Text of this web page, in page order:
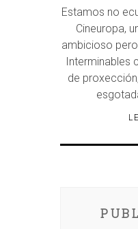
Estamos no
Cineuropa,
ambicioso
Interminables
de